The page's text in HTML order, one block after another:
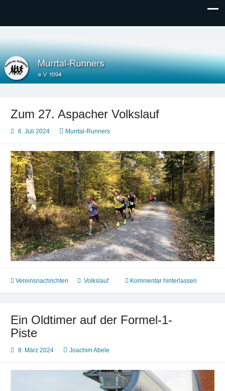
Murrtal-Runners
e.V. 1994
Zum 27. Aspacher Volkslauf
6. Juli 2024 Murrtal-Runners
Vereinsnachrichten Volkslauf Kommentar hinterlassen
Ein Oldtimer auf der Formel-1-
Piste
8. März 2024 Joachim Abele